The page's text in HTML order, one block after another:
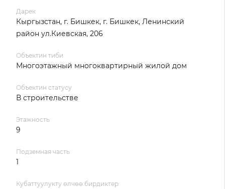
Дарек
Кыргызстан, г. Бишкек, г. Бишкек, Ленинский
район ул.Киевская, 206
Объектин тиби
Многоэтажный многоквартирный жилой дом
Объектин статусу
В строительстве
Этажность
9
Подземная часть
1
Кубаттуулукту өлчөө бирдиктер